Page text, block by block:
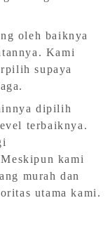
oleh baiknya
Kami
supaya
dipilih
terbaiknya.
kami
murah dan
utama kami.